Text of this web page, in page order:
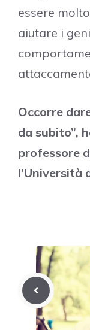
essere
aiutare i
Occorre
da subito”,
professore
l’Università